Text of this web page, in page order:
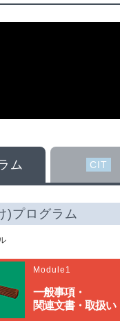
ム CIT
)プログラム
Module1
一般事項・
関連文書・取扱い